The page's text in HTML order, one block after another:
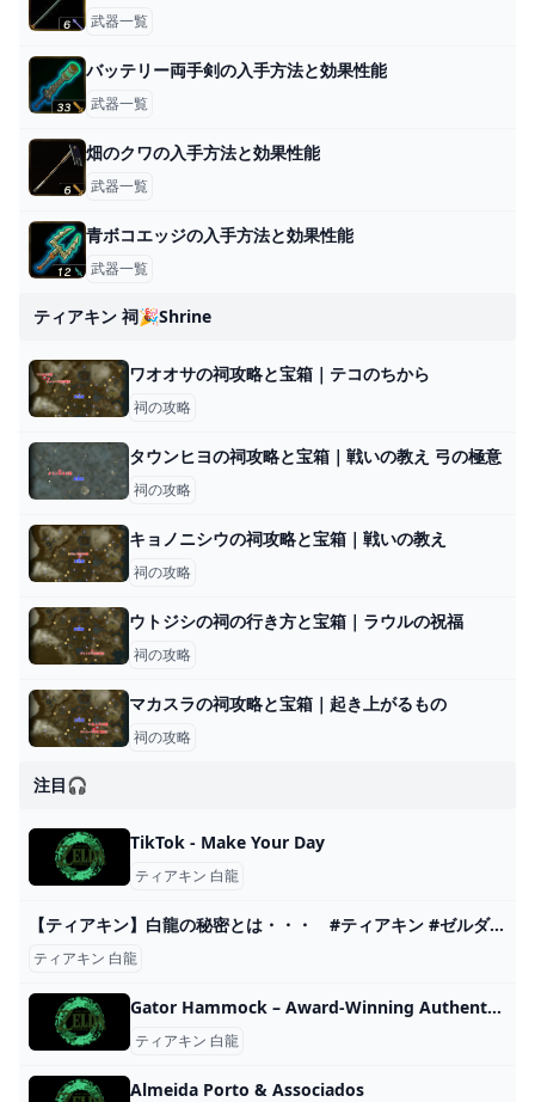
武器一覧
バッテリー両手剣の入手方法と効果性能
武器一覧
畑のクワの入手方法と効果性能
武器一覧
青ボコエッジの入手方法と効果性能
武器一覧
ティアキン 祠🎉shrine
ワオオサの祠攻略と宝箱｜テコのちから
祠の攻略
タウンヒヨの祠攻略と宝箱｜戦いの教え 弓の極意
祠の攻略
キョノニシウの祠攻略と宝箱｜戦いの教え
祠の攻略
ウトジシの祠の行き方と宝箱｜ラウルの祝福
祠の攻略
マカスラの祠攻略と宝箱｜起き上がるもの
祠の攻略
注目🎧
TikTok - Make Your Day
ティアキン 白龍
【ティアキン】白龍の秘密とは・・・ #ティアキン #ゼルダの伝説 - YouTube
ティアキン 白龍
Gator Hammock – Award-Winning Authentic Florida Hot Sauces & Seasonings
ティアキン 白龍
Almeida Porto & Associados